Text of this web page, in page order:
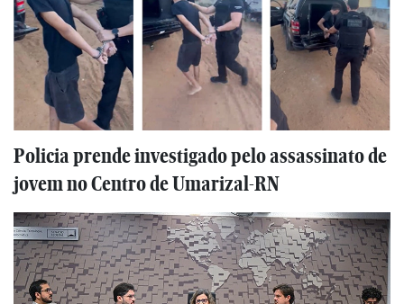
Policia prende investigado pelo assassinato de
jovem no Centro de Umarizal-RN